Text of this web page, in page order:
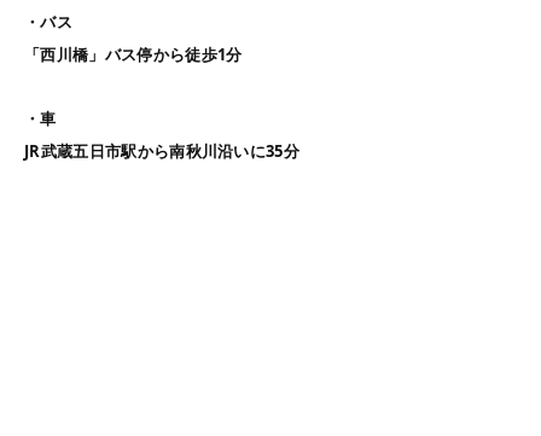
・バス
「西川橋」バス停から徒歩1分
・車
JR武蔵五日市駅から南秋川沿いに35分